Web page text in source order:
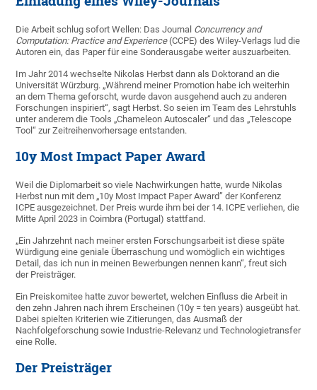
Die Arbeit schlug sofort Wellen: Das Journal Concurrency and
Computation: Practice and Experience (CCPE) des Wiley-Verlags lud die
Autoren ein, das Paper für eine Sonderausgabe weiter auszuarbeiten.
Im Jahr 2014 wechselte Nikolas Herbst dann als Doktorand an die
Universität Würzburg. „Während meiner Promotion habe ich weiterhin
an dem Thema geforscht, wurde davon ausgehend auch zu anderen
Forschungen inspiriert“, sagt Herbst. So seien im Team des Lehrstuhls
unter anderem die Tools „Chameleon Autoscaler“ und das „Telescope
Tool“ zur Zeitreihenvorhersage entstanden.
10y Most Impact Paper Award
Weil die Diplomarbeit so viele Nachwirkungen hatte, wurde Nikolas
Herbst nun mit dem „10y Most Impact Paper Award” der Konferenz
ICPE ausgezeichnet. Der Preis wurde ihm bei der 14. ICPE verliehen, die
Mitte April 2023 in Coimbra (Portugal) stattfand.
„Ein Jahrzehnt nach meiner ersten Forschungsarbeit ist diese späte
Würdigung eine geniale Überraschung und womöglich ein wichtiges
Detail, das ich nun in meinen Bewerbungen nennen kann“, freut sich
der Preisträger.
Ein Preiskomitee hatte zuvor bewertet, welchen Einfluss die Arbeit in
den zehn Jahren nach ihrem Erscheinen (10y = ten years) ausgeübt hat.
Dabei spielten Kriterien wie Zitierungen, das Ausmaß der
Nachfolgeforschung sowie Industrie-Relevanz und Technologietransfer
eine Rolle.
Der Preisträger